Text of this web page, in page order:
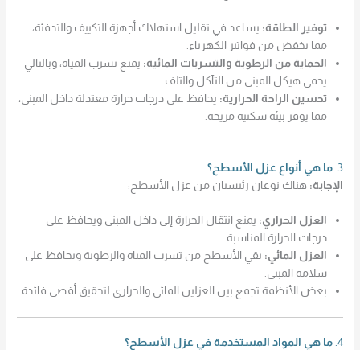
توفير الطاقة: يساعد في تقليل استهلاك أجهزة التكييف والتدفئة،
مما يخفض من فواتير الكهرباء.
الحماية من الرطوبة والتسربات المائية: يمنع تسرب المياه، وبالتالي
يحمي هيكل المبنى من التآكل والتلف.
تحسين الراحة الحرارية: يحافظ على درجات حرارة معتدلة داخل المبنى،
مما يوفر بيئة سكنية مريحة.
3. ما هي أنواع عزل الأسطح؟
الإجابة: هناك نوعان رئيسيان من عزل الأسطح:
العزل الحراري: يمنع انتقال الحرارة إلى داخل المبنى ويحافظ على
درجات الحرارة المناسبة.
العزل المائي: يقي الأسطح من تسرب المياه والرطوبة ويحافظ على
سلامة المبنى.
بعض الأنظمة تجمع بين العزلين المائي والحراري لتحقيق أقصى فائدة.
4. ما هي المواد المستخدمة في عزل الأسطح؟